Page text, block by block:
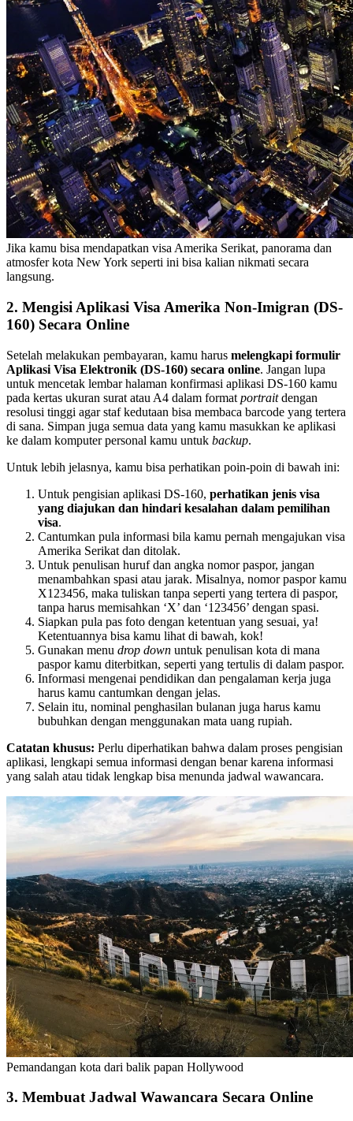
Jika kamu bisa mendapatkan visa Amerika Serikat, panorama dan
atmosfer kota New York seperti ini bisa kalian nikmati secara
langsung.
2. Mengisi Aplikasi Visa Amerika Non-Imigran (DS-
160) Secara Online
Setelah melakukan pembayaran, kamu harus melengkapi formulir
Aplikasi Visa Elektronik (DS-160) secara online. Jangan lupa
untuk mencetak lembar halaman konfirmasi aplikasi DS-160 kamu
pada kertas ukuran surat atau A4 dalam format portraitdengan
resolusi tinggi agar staf kedutaan bisa membaca barcode yang tertera
di sana. Simpan juga semua data yang kamu masukkan ke aplikasi
ke dalam komputer personal kamu untuk backup.
Untuk lebih jelasnya, kamu bisa perhatikan poin-poin di bawah ini:
Untuk pengisian aplikasi DS-160, perhatikan jenis visa
yang diajukan dan hindari kesalahan dalam pemilihan
visa.
Cantumkan pula informasi bila kamu pernah mengajukan visa
Amerika Serikat dan ditolak.
Untuk penulisan huruf dan angka nomor paspor, jangan
menambahkan spasi atau jarak. Misalnya, nomor paspor kamu
X123456, maka tuliskan tanpa seperti yang tertera di paspor,
tanpa harus memisahkan ‘X’ dan ‘123456’ dengan spasi.
Siapkan pula pas foto dengan ketentuan yang sesuai, ya!
Ketentuannya bisa kamu lihat di bawah, kok!
Gunakan menu drop down untuk penulisan kota di mana
paspor kamu diterbitkan, seperti yang tertulis di dalam paspor.
Informasi mengenai pendidikan dan pengalaman kerja juga
harus kamu cantumkan dengan jelas.
Selain itu, nominal penghasilan bulanan juga harus kamu
bubuhkan dengan menggunakan mata uang rupiah.
Catatan khusus: Perlu diperhatikan bahwa dalam proses pengisian
aplikasi, lengkapi semua informasi dengan benar karena informasi
yang salah atau tidak lengkap bisa menunda jadwal wawancara.
Pemandangan kota dari balik papan Hollywood
3. Membuat Jadwal Wawancara Secara Online